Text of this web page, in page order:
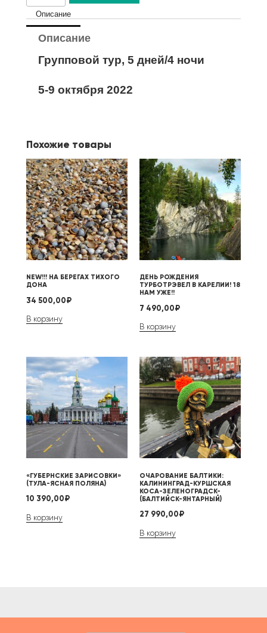
Описание
Описание
Групповой тур, 5 дней/4 ночи
5-9 октября 2022
Похожие товары
NEW!!! НА БЕРЕГАХ ТИХОГО
ДОНА
34 500,00₽
В корзину
ДЕНЬ РОЖДЕНИЯ
ТУРБОТРЭВЕЛ В КАРЕЛИИ! 18
НАМ УЖЕ!!
7 490,00₽
В корзину
«ГУБЕРНСКИЕ ЗАРИСОВКИ»
(ТУЛА-ЯСНАЯ ПОЛЯНА)
10 390,00₽
В корзину
ОЧАРОВАНИЕ БАЛТИКИ:
КАЛИНИНГРАД-КУРШСКАЯ
КОСА-ЗЕЛЕНОГРАДСК-
(БАЛТИЙСК-ЯНТАРНЫЙ)
27 990,00₽
В корзину